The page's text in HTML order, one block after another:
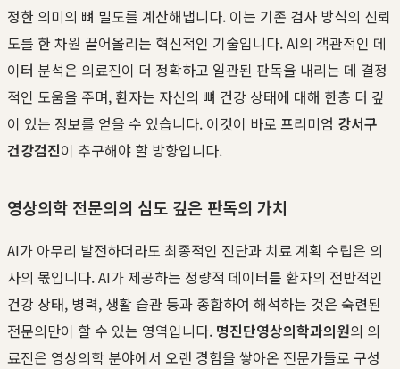
정한 의미의 뼈 밀도를 계산해냅니다. 이는 기존 검사 방식의 신뢰
도를 한 차원 끌어올리는 혁신적인 기술입니다. AI의 객관적인 데
이터 분석은 의료진이 더 정확하고 일관된 판독을 내리는 데 결정
적인 도움을 주며, 환자는 자신의 뼈 건강 상태에 대해 한층 더 깊
이 있는 정보를 얻을 수 있습니다. 이것이 바로 프리미엄 강서구
건강검진이 추구해야 할 방향입니다.
영상의학 전문의의 심도 깊은 판독의 가치
AI가 아무리 발전하더라도 최종적인 진단과 치료 계획 수립은 의
사의 몫입니다. AI가 제공하는 정량적 데이터를 환자의 전반적인
건강 상태, 병력, 생활 습관 등과 종합하여 해석하는 것은 숙련된
전문의만이 할 수 있는 영역입니다. 명진단영상의학과의원의 의
료진은 영상의학 분야에서 오랜 경험을 쌓아온 전문가들로 구성